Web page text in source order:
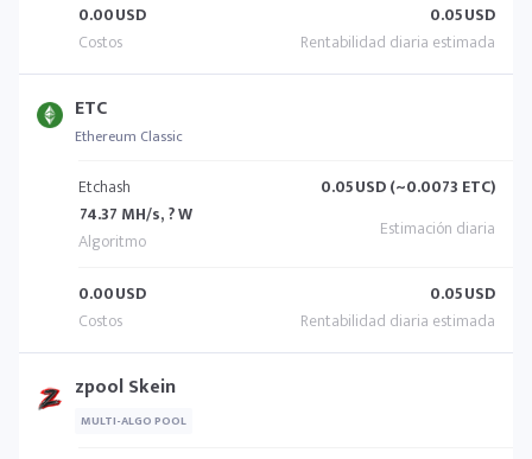
0.00USD 0.05USD
ETC
Ethereum Classic
Etchash
74.37 MH/s, ? W
0.05USD (~0.0073 ETC)
0.00USD 0.05USD
zpool Skein
MULTI-ALGO POOL